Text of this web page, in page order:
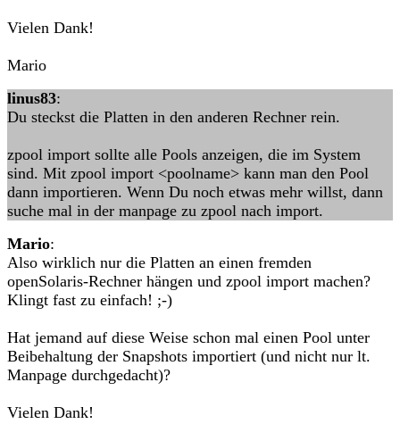
Vielen Dank!
Mario
linus83:
Du steckst die Platten in den anderen Rechner rein.
zpool import sollte alle Pools anzeigen, die im System
sind. Mit zpool import <poolname> kann man den Pool
dann importieren. Wenn Du noch etwas mehr willst, dann
suche mal in der manpage zu zpool nach import.
Mario:
Also wirklich nur die Platten an einen fremden
openSolaris-Rechner hängen und zpool import machen?
Klingt fast zu einfach! ;-)
Hat jemand auf diese Weise schon mal einen Pool unter
Beibehaltung der Snapshots importiert (und nicht nur lt.
Manpage durchgedacht)?
Vielen Dank!